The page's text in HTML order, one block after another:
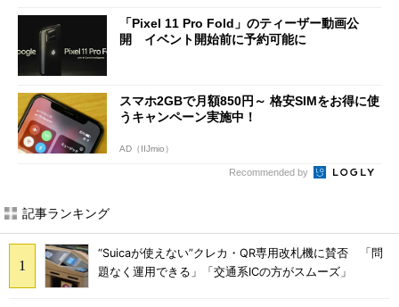
「Pixel 11 Pro Fold」のティーザー動画公
開 イベント開始前に予約可能に
スマホ2GBで月額850円～ 格安SIMをお得に使
うキャンペーン実施中！
AD（IIJmio）
Recommended by
記事ランキング
“Suicaが使えない”クレカ・QR専用改札機に賛否 「問
題なく運用できる」「交通系ICの方がスムーズ」